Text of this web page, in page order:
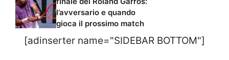
l’avversario e quando
gioca il prossimo match
[adinserter name="SIDEBAR BOTTOM"]